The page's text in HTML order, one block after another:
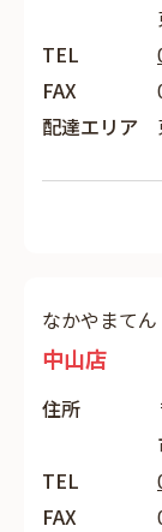
TEL
FAX
配達エリア
なかやまてん
中山店
住所
TEL
FAX